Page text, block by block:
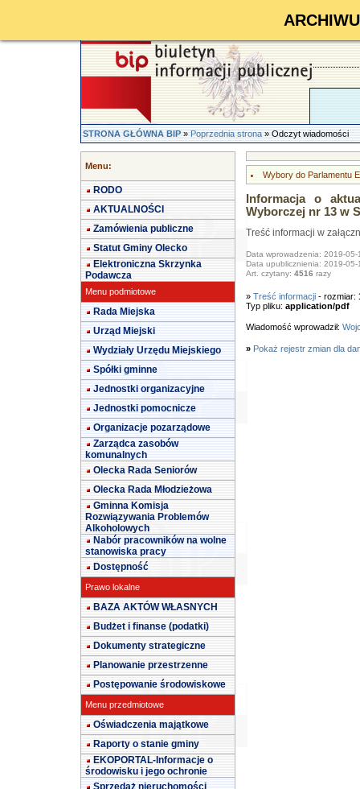
STRONA GŁÓWNA BIP»Poprzednia strona» Odczyt wiadomości
Menu:
RODO
AKTUALNOŚCI
Zamówienia publiczne
Statut Gminy Olecko
Elektroniczna Skrzynka
Podawcza
Menu podmiotowe
Rada Miejska
Urząd Miejski
Wydziały Urzędu Miejskiego
Spółki gminne
Jednostki organizacyjne
Jednostki pomocnicze
Organizacje pozarządowe
Zarządca zasobów
komunalnych
Olecka Rada Seniorów
Olecka Rada Młodzieżowa
Gminna Komisja
Rozwiązywania Problemów
Alkoholowych
Nabór pracowników na wolne
stanowiska pracy
Dostępność
Prawo lokalne
BAZA AKTÓW WŁASNYCH
Budżet i finanse (podatki)
Dokumenty strategiczne
Planowanie przestrzenne
Postępowanie środowiskowe
Menu przedmiotowe
Oświadczenia majątkowe
Raporty o stanie gminy
EKOPORTAL-Informacje o
środowisku i jego ochronie
Sprzedaż nieruchomości
Wybory do Parlamentu
Informacja o
Wyborczej nr 13 w
Treść informacji w
Data wprowadzenia: 2019-05-
Data upublicznienia: 2019-05-
Art. czytany: 4516 razy
» Treść informacji- rozmiar:
Typ pliku: application/pdf
Wiadomość wprowadził:
» Pokaż rejestr zmian dla